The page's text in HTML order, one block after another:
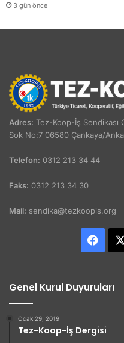
3 gün önce
Adres: Tez-Koop-İş
Sok No:7 06580 Çankaya/
Telefon: 0312 213 34 44
Faks: 0312 213 34 30
Mail: sendika@tezkoopis.org
Genel Kurul Duyuruları
Ocak 29, 2019
Tez-Koop-İş Dergisi